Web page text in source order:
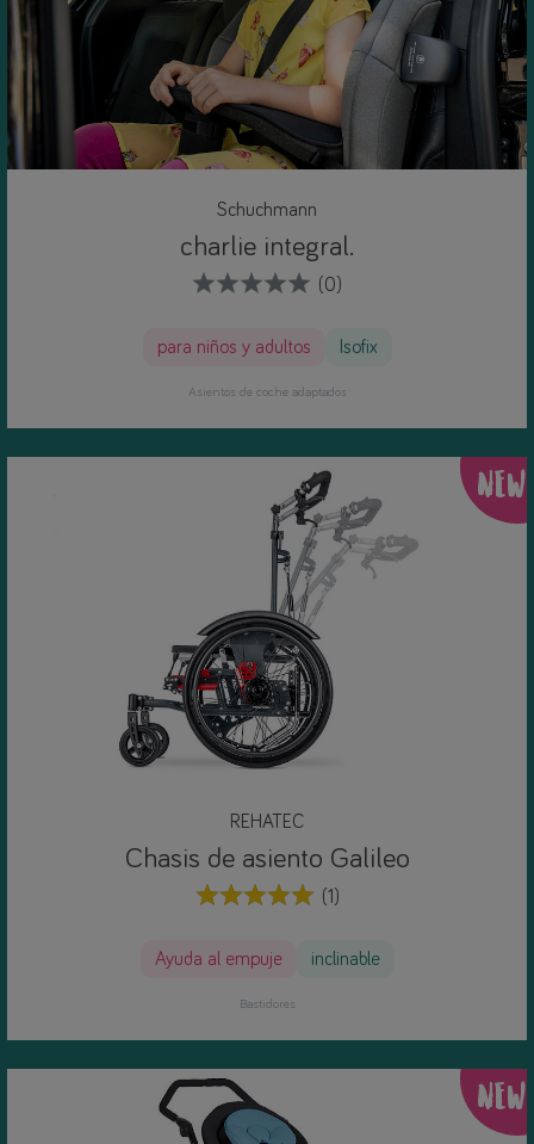
Schuchmann
charlie integral.
(0)
para niños y adultos Isofix
Asientos de coche adaptados
NEW
REHATEC
Chasis de asiento Galileo
(1)
Ayuda al empuje inclinable
Bastidores
NEW